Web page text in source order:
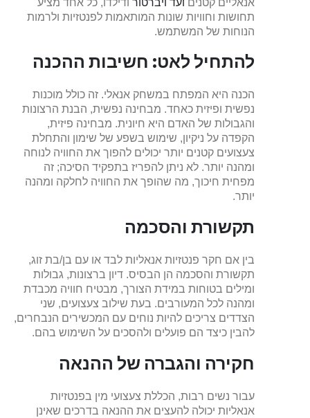
תחושות וחוויות שונות המותאמות לפנטזיות ולרמות
הנוחות של המשתמש.
להתחיל לאט: חשיבות ההכנה
הכנה היא המפתח במשחק אנאלי. זה כולל מוכנות
נפשית ופיזית כאחד. מבחינה נפשית, הבנת הרצונות
והגבולות של האדם היא חיונית. מבחינה פיזית,
הקפדה על ניקיון, שימוש בשפע של שימון והתחלת
צעצועים קטנים יותר יכולים להפוך את החוויה לנוחה
ומהנה יותר. לא ניתן להפריז בתפקיד הסיכה; זה
מפחית חיכוך, מה שהופך את החוויה לחלקה ומהנה
יותר.
תקשורת והסכמה
בין אם חקר פנטזיות אנאליות לבד או עם בן/בת זוג,
תקשורת והסכמה הן הבסיס. דיון ברצונות, גבולות
ומילים בטוחות במידת הצורך, מבטיח חוויה מכבדת
ומהנה לכל המעורבים. בעת שילוב צעצועים, שני
הצדדים צריכים להיות נוחים עם המכשירים הנבחרים,
להבין כיצד הם פועלים ולהסכים על השימוש בהם.
חקירה והגברה של ההנאה
עבור נשים רבות, הכללת צעצועי מין בפנטזיות
אנאליות יכולה להעצים את ההנאה בדרכים שאינן